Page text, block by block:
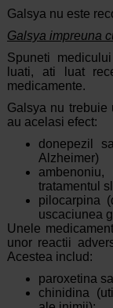
Galsya nu este
Galsya impreuna
Spuneti
luati, ati luat
medicamente.
Galsya nu trebuie
au acelasi efect:
donepezil
Alzheimer)
tratamentul
pilocarpina
uscaciunea
Unele
unor reactii
Acestea includ:
paroxetina
chinidina